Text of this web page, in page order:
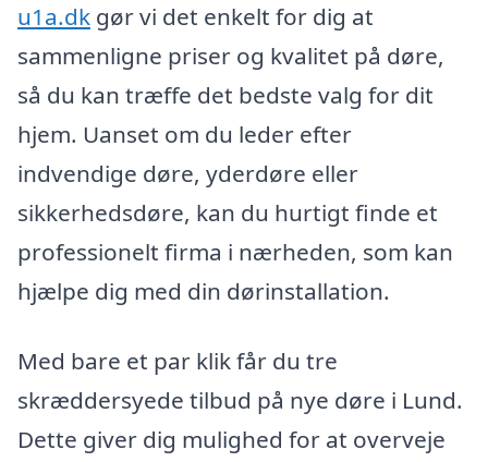
u1a.dk gør vi det enkelt for dig at
sammenligne priser og kvalitet på døre,
så du kan træffe det bedste valg for dit
hjem. Uanset om du leder efter
indvendige døre, yderdøre eller
sikkerhedsdøre, kan du hurtigt finde et
professionelt firma i nærheden, som kan
hjælpe dig med din dørinstallation.
Med bare et par klik får du tre
skræddersyede tilbud på nye døre i Lund.
Dette giver dig mulighed for at overveje